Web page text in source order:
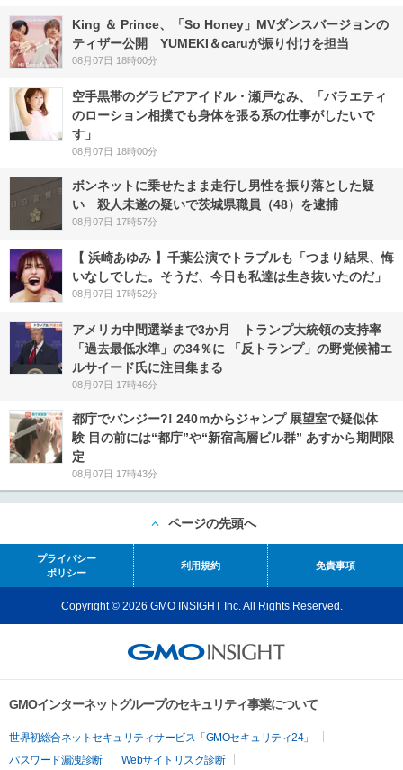
King ＆ Prince、「So Honey」MVダンスバージョンの
ティザー公開 YUMEKI＆caruが振り付けを担当
08月07日 18時00分
空手黒帯のグラビアアイドル・瀬戸なみ、「バラエティ
のローション相撲でも身体を張る系の仕事がしたいで
す」
08月07日 18時00分
ボンネットに乗せたまま走行し男性を振り落とした疑
い 殺人未遂の疑いで茨城県職員（48）を逮捕
08月07日 17時57分
【 浜崎あゆみ 】千葉公演でトラブルも「つまり結果、悔
いなしでした。そうだ、今日も私達は生き抜いたのだ」
08月07日 17時52分
アメリカ中間選挙まで3か月 トランプ大統領の支持率
「過去最低水準」の34％に 「反トランプ」の野党候補エ
ルサイード氏に注目集まる
08月07日 17時46分
都庁でバンジー?! 240ｍからジャンプ 展望室で疑似体
験 目の前には“都庁”や“新宿高層ビル群” あすから期間限
定
08月07日 17時43分
ページの先頭へ
プライバシー
ポリシー
利用規約 免責事項
Copyright © 2026 GMO INSIGHT Inc. All Rights Reserved.
GMOインターネットグループのセキュリティ事業について
世界初総合ネットセキュリティサービス「GMOセキュリティ24」
パスワード漏洩診断
Webサイトリスク診断